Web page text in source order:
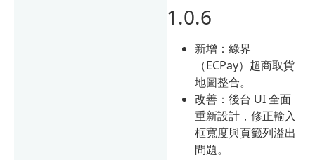
1.0.6
新增：綠界
（ECPay）超商取貨
地圖整合。
改善：後台 UI 全面
重新設計，修正輸入
框寬度與頁籤列溢出
問題。